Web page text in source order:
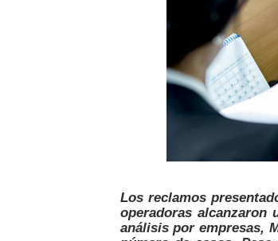
¿Viajas por
JAMES
MÁS DE 12
OSIPTEL:
¿Viajas por
REGULARIZA
HIDRANDINA:
Los reclamos
operadoras alcanzaron
análisis por empresas,